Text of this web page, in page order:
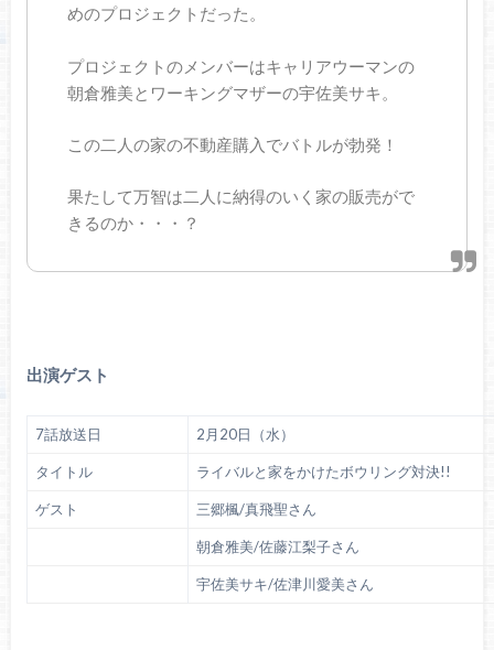
めのプロジェクトだった。
プロジェクトのメンバーはキャリアウーマンの
朝倉雅美とワーキングマザーの宇佐美サキ。
この二人の家の不動産購入でバトルが勃発！
果たして万智は二人に納得のいく家の販売がで
きるのか・・・？
出演ゲスト
7話放送日 2月20日（水）
タイトル ライバルと家をかけたボウリング対決!!
ゲスト 三郷楓/真飛聖さん
朝倉雅美/佐藤江梨子さん
宇佐美サキ/佐津川愛美さん